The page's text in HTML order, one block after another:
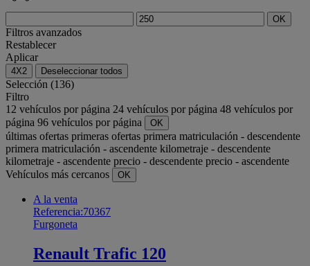
OK
Filtros avanzados
Restablecer
Aplicar
4X2 Deseleccionar todos
Selección (136)
Filtro
12 vehículos por página 24 vehículos por página 48 vehículos por
página 96 vehículos por página OK
últimas ofertas primeras ofertas primera matriculación - descendente
primera matriculación - ascendente kilometraje - descendente
kilometraje - ascendente precio - descendente precio - ascendente
Vehículos más cercanos
OK
A la venta
Referencia:70367
Furgoneta
Renault Trafic 120